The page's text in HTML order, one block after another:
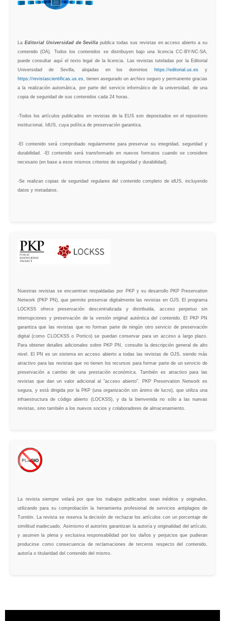
La Editorial Universidad de Sevilla publica todas sus revistas en acceso abierto a su
contenido (OA). Todos los contenidos se distribuyen bajo una licencia CC-BY-NC-SA,
puede consultar aquí el texto legal de la licencia. Las revistas tuteladas por la Editorial
Universidad de Sevilla, alojadas en los dominios https://editorial.us.es y
https://revistascientificas.us.es, tienen asegurado un archivo seguro y permanente gracias
a la realización automática, por parte del servicio informático de la universidad, de una
copia de seguridad de sus contenidos cada 24 horas.
-Todos los artículos publicados en revistas de la EUS son depositados en el repositorio
institucional, IdUS, cuya política de preservación garantiza.
-El contenido será comprobado regularmente para preservar su integridad, seguridad y
durabilidad. -El contenido será transformado en nuevos formatos cuando se considere
necesario (en base a esos mismos criterios de seguridad y durabilidad).
-Se realizan copias de seguridad regulares del contenido completo de idUS, incluyendo
datos y metadatos.
Nuestras revistas se encuentran respaldadas por PKP y su desarrollo PKP Preservation
Network (PKP PN), que permite preservar digitalmente las revistas en OJS. El programa
LOCKSS ofrece preservación descentralizada y distribuida, acceso perpetuo sin
interrupciones y preservación de la versión original auténtica del contenido. El PKP PN
garantiza que las revistas que no forman parte de ningún otro servicio de preservación
digital (como CLOCKSS o Portico) se puedan conservar para un acceso a largo plazo.
Para obtener detalles adicionales sobre PKP PN, consulte la descripción general de alto
nivel. El PN es un sistema en acceso abierto a todas las revistas de OJS, siendo más
atractivo para las revistas que no tienen los recursos para formar parte de un servicio de
preservación a cambio de una prestación económica. También es atractivo para las
revistas que dan un valor adicional al "acceso abierto". PKP Preservation Network es
segura, y está dirigida por la PKP (una organización sin ánimo de lucro), que utiliza una
infraestructura de código abierto (LOCKSS), y da la bienvenida no sólo a las nuevas
revistas, sino también a los nuevos socios y colaboradores de almacenamiento.
La revista siempre velará por que los trabajos publicados sean inéditos y originales,
utilizando para su comprobación la herramienta profesional de servicios antiplagios de
Turnitin. La revista se reserva la decisión de rechazar los artículos con un porcentaje de
similitud inadecuado. Asimismo el autor/es garantizan la autoría y originalidad del artículo,
y asumen la plena y exclusiva responsabilidad por los daños y perjuicios que pudieran
producirse como consecuencia de reclamaciones de terceros respecto del contenido,
autoría o titularidad del contenido del mismo.